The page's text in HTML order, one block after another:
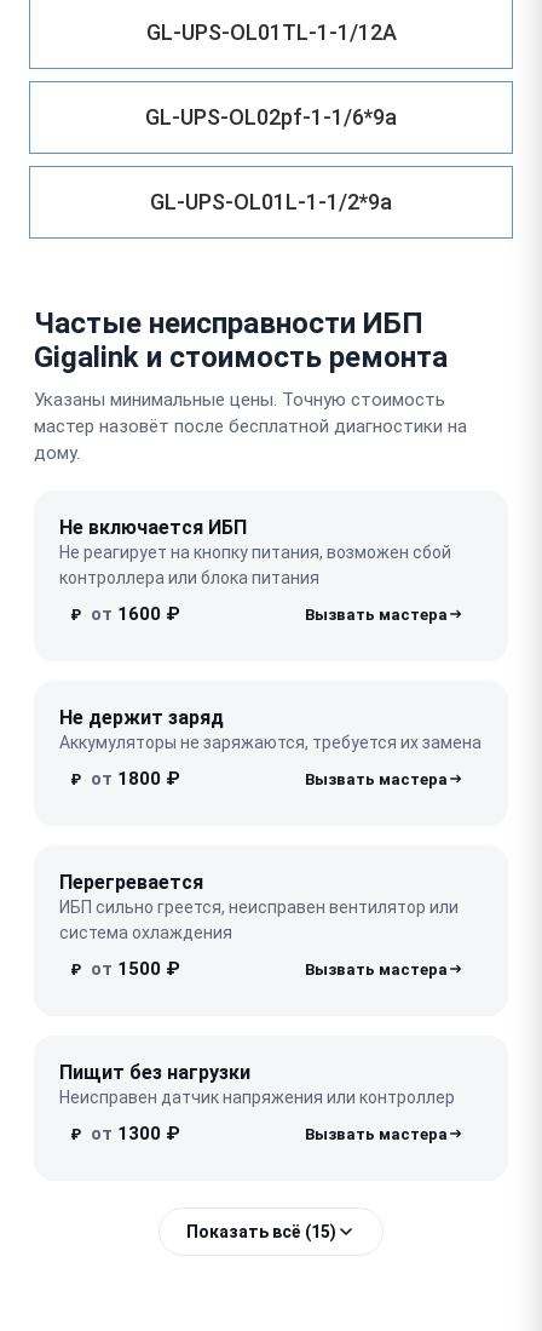
GL-UPS-OL01TL-1-1/12A
GL-UPS-OL02pf-1-1/6*9a
GL-UPS-OL01L-1-1/2*9a
Частые неисправности ИБП
Gigalink и стоимость ремонта
Указаны минимальные цены. Точную стоимость
мастер назовёт после бесплатной диагностики на
дому.
Не включается ИБП
Не реагирует на кнопку питания, возможен сбой
контроллера или блока питания
₽ от 1600 ₽
Не держит заряд
Аккумуляторы не заряжаются, требуется их замена
₽ от 1800 ₽
Перегревается
ИБП сильно греется, неисправен вентилятор или
система охлаждения
₽ от 1500 ₽
Пищит без нагрузки
Неисправен датчик напряжения или контроллер
₽ от 1300 ₽
Показать всё (15)